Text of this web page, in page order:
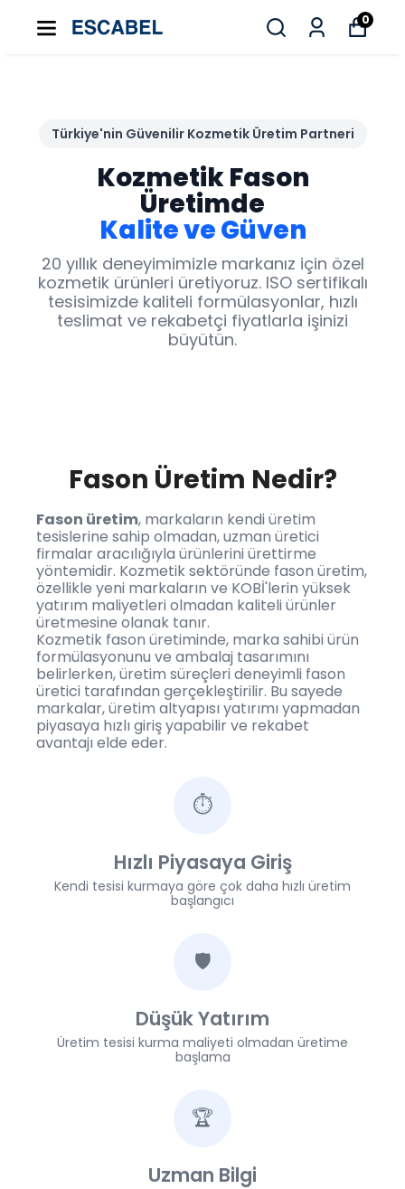
0
Türkiye'nin Güvenilir Kozmetik Üretim Partneri
Kozmetik Fason
Üretimde
Kalite ve Güven
20 yıllık deneyimimizle markanız için özel
kozmetik ürünleri üretiyoruz. ISO sertifikalı
tesisimizde kaliteli formülasyonlar, hızlı
teslimat ve rekabetçi fiyatlarla işinizi
büyütün.
Fason Üretim Nedir?
Fason üretim, markaların kendi üretim
tesislerine sahip olmadan, uzman üretici
firmalar aracılığıyla ürünlerini ürettirme
yöntemidir. Kozmetik sektöründe fason üretim,
özellikle yeni markaların ve KOBİ'lerin yüksek
yatırım maliyetleri olmadan kaliteli ürünler
üretmesine olanak tanır.
Kozmetik fason üretiminde, marka sahibi ürün
formülasyonunu ve ambalaj tasarımını
belirlerken, üretim süreçleri deneyimli fason
üretici tarafından gerçekleştirilir. Bu sayede
markalar, üretim altyapısı yatırımı yapmadan
piyasaya hızlı giriş yapabilir ve rekabet
avantajı elde eder.
⏱
Hızlı Piyasaya Giriş
Kendi tesisi kurmaya göre çok daha hızlı üretim
başlangıcı
🛡
Düşük Yatırım
Üretim tesisi kurma maliyeti olmadan üretime
başlama
🏆
Uzman Bilgi